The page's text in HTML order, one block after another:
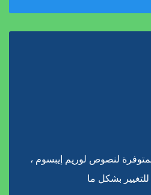
لنصوص لوريم إيبسوم ،
بشكل ما